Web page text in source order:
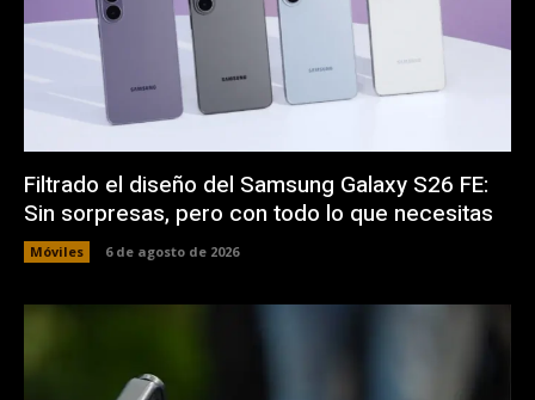
Filtrado el diseño del Samsung Galaxy S26 FE:
Sin sorpresas, pero con todo lo que necesitas
Móviles 6 de agosto de 2026